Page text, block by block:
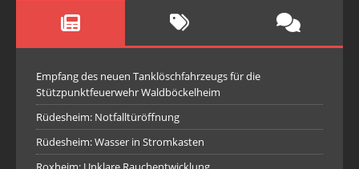
Empfang des neuen Tanklöschfahrzeugs für die
Stützpunktfeuerwehr Waldböckelheim
Rüdesheim: Notfalltüröffnung
Rüdesheim: Wasser in Stromkasten